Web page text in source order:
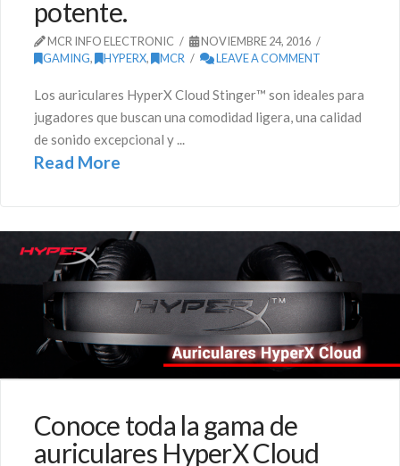
potente.
MCR INFO ELECTRONIC
NOVIEMBRE 24, 2016
GAMING, HYPERX, MCR LEAVE A COMMENT
Los auriculares HyperX Cloud Stinger™ son ideales para
jugadores que buscan una comodidad ligera, una calidad
de sonido excepcional y ...
Read More
Conoce toda la gama de
auriculares HyperX Cloud